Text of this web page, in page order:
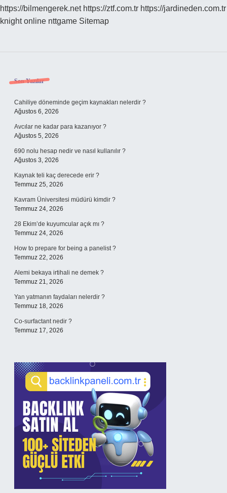
https://bilmengerek.net https://ztf.com.tr https://jardineden.com.tr
knight online nttgame Sitemap
Sidebar
Son Yazılar
Cahiliye döneminde geçim kaynakları nelerdir ?
Ağustos 6, 2026
Avcılar ne kadar para kazanıyor ?
Ağustos 5, 2026
690 nolu hesap nedir ve nasıl kullanılır ?
Ağustos 3, 2026
Kaynak teli kaç derecede erir ?
Temmuz 25, 2026
Kavram Üniversitesi müdürü kimdir ?
Temmuz 24, 2026
28 Ekim’de kuyumcular açık mı ?
Temmuz 24, 2026
How to prepare for being a panelist ?
Temmuz 22, 2026
Alemi bekaya irtihali ne demek ?
Temmuz 21, 2026
Yan yatmanın faydaları nelerdir ?
Temmuz 18, 2026
Co-surfactant nedir ?
Temmuz 17, 2026